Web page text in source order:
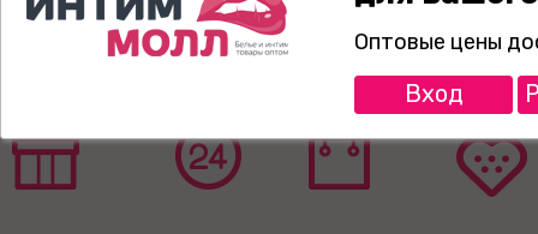
8-800-775-89-65
Оптовые цены
Вход